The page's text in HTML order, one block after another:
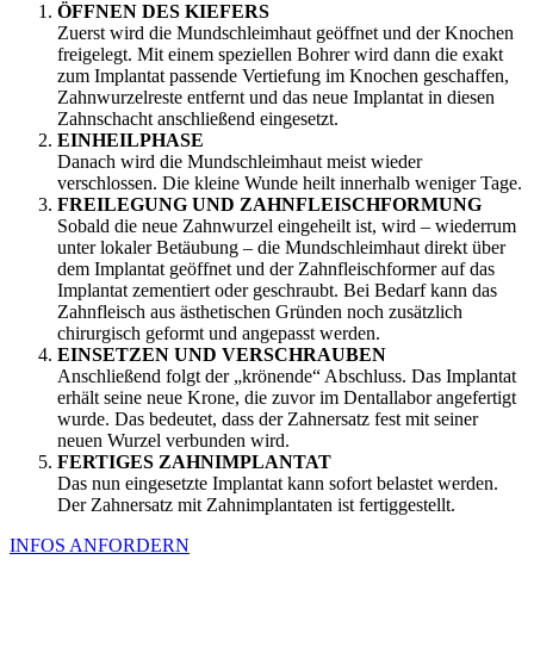
ÖFFNEN DES KIEFERS
Zuerst wird die Mundschleimhaut geöffnet und der Knochen
freigelegt. Mit einem speziellen Bohrer wird dann die exakt
zum Implantat passende Vertiefung im Knochen geschaffen,
Zahnwurzelreste entfernt und das neue Implantat in diesen
Zahnschacht anschließend eingesetzt.
EINHEILPHASE
Danach wird die Mundschleimhaut meist wieder
verschlossen. Die kleine Wunde heilt innerhalb weniger Tage.
FREILEGUNG UND ZAHNFLEISCHFORMUNG
Sobald die neue Zahnwurzel eingeheilt ist, wird – wiederrum
unter lokaler Betäubung – die Mundschleimhaut direkt über
dem Implantat geöffnet und der Zahnfleischformer auf das
Implantat zementiert oder geschraubt. Bei Bedarf kann das
Zahnfleisch aus ästhetischen Gründen noch zusätzlich
chirurgisch geformt und angepasst werden.
EINSETZEN UND VERSCHRAUBEN
Anschließend folgt der „krönende“ Abschluss. Das Implantat
erhält seine neue Krone, die zuvor im Dentallabor angefertigt
wurde. Das bedeutet, dass der Zahnersatz fest mit seiner
neuen Wurzel verbunden wird.
FERTIGES ZAHNIMPLANTAT
Das nun eingesetzte Implantat kann sofort belastet werden.
Der Zahnersatz mit Zahnimplantaten ist fertiggestellt.
INFOS ANFORDERN